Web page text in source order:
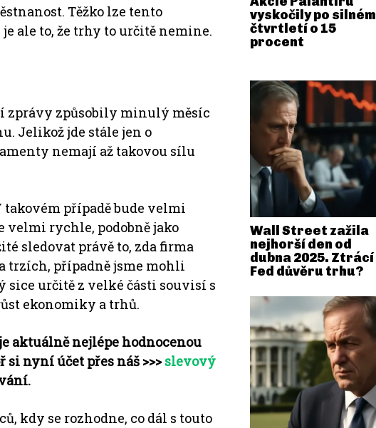
Těžko lze tento
ale to, že trhy to určitě nemine.
zprávy způsobily minulý měsíc
Jelikož jde stále jen o
nemají až takovou sílu
takovém případě bude velmi
velmi rychle, podobně jako
sledovat právě to, zda firma
trzích, případně jsme mohli
určitě z velké části souvisí s
ekonomiky a trhů.
aktuálně nejlépe hodnocenou
si nyní účet přes náš >>>slevový
kdy se rozhodne, co dál s touto
vyskočily po silném
čtvrtletí o 15
procent
Wall Street zažila
nejhorší den od
dubna 2025. Ztrácí
Fed důvěru trhu?